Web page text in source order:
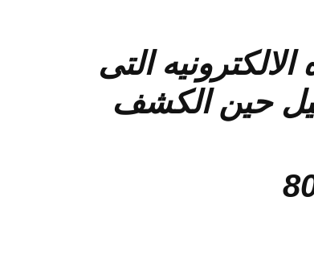
التى
حين الكشف